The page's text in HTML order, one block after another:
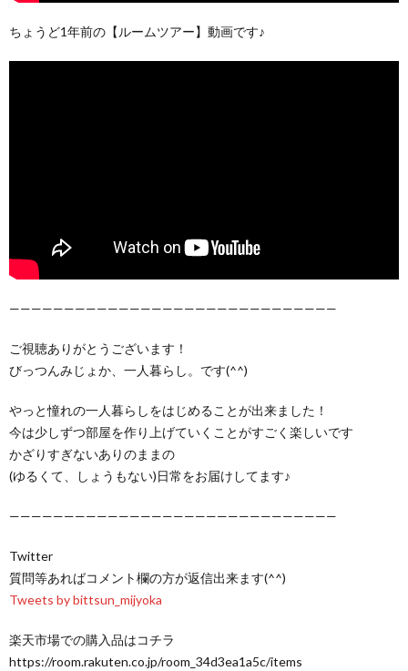
ちょうど1年前の【ルームツアー】動画です♪
——————————————————————————————
ご視聴ありがとうございます！
びっつんみじょか、一人暮らし。です(^^)
やっと憧れの一人暮らしをはじめることが出来ました！
今は少しずつ部屋を作り上げていくことがすごく楽しいです
かざりすぎないありのままの
(ゆるくて、しょうもない)日常をお届けしてます♪
——————————————————————————————
Twitter
質問等あればコメント欄の方が返信出来ます(^^)
Tweets by bittsun_mijyoka
楽天市場での購入品はコチラ
https://room.rakuten.co.jp/room_34d3ea1a5c/items